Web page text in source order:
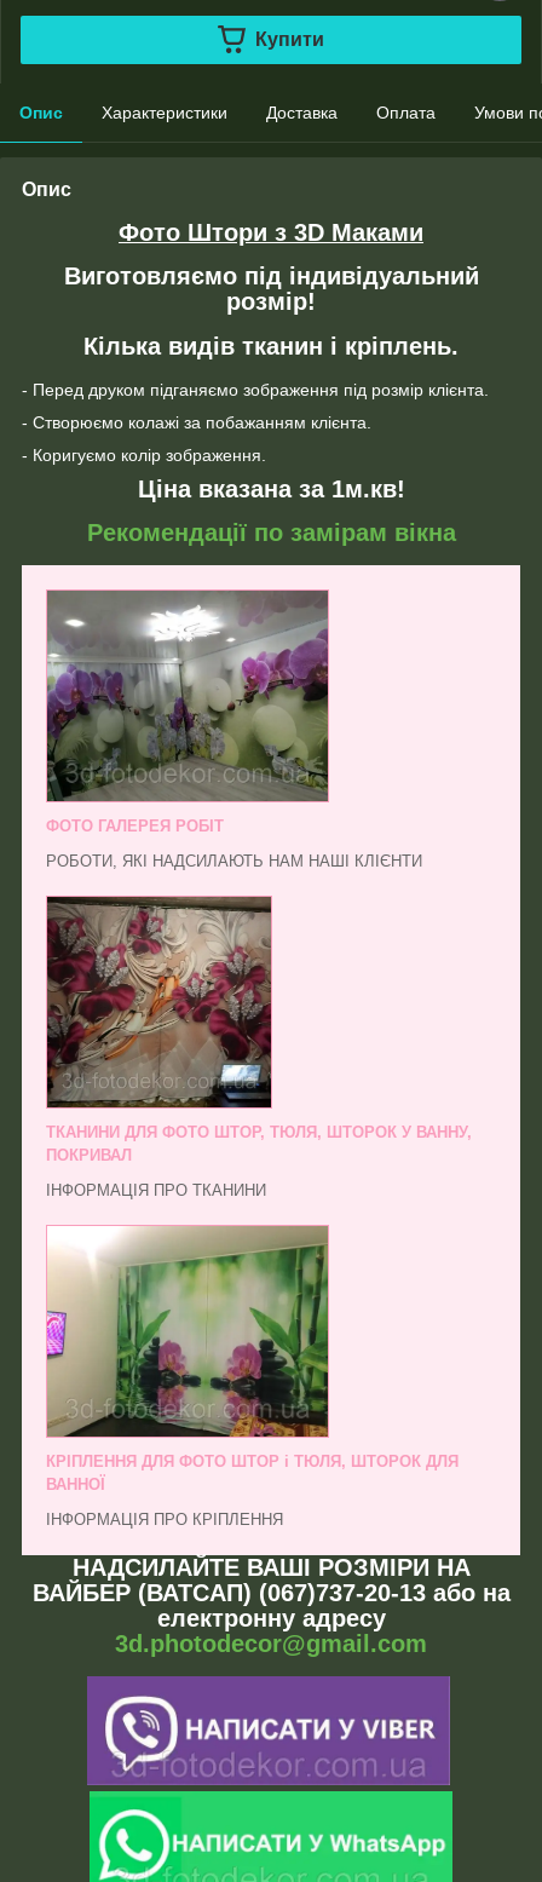
Купити
Опис Характеристики Доставка Оплата Умови
Опис
Фото Штори з 3D Маками
Виготовляємо під індивідуальний
розмір!
Кілька видів тканин і кріплень.
- Перед друком підганяємо зображення під розмір клієнта.
- Створюємо колажі за побажанням клієнта.
- Коригуємо колір зображення.
Ціна вказана за 1м.кв!
Рекомендації по замірам вікна
ФОТО ГАЛЕРЕЯ РОБІТ
РОБОТИ, ЯКІ НАДСИЛАЮТЬ НАМ НАШІ КЛІЄНТИ
ТКАНИНИ ДЛЯ ФОТО ШТОР, ТЮЛЯ, ШТОРОК У ВАННУ,
ПОКРИВАЛ
ІНФОРМАЦІЯ ПРО ТКАНИНИ
КРІПЛЕННЯ ДЛЯ ФОТО ШТОР і ТЮЛЯ, ШТОРОК ДЛЯ
ВАННОЇ
ІНФОРМАЦІЯ ПРО КРІПЛЕННЯ
НАДСИЛАЙТЕ ВАШІ РОЗМІРИ НА
ВАЙБЕР (ВАТСАП) (067)737-20-13 або на
електронну адресу
3d.photodecor@gmail.com